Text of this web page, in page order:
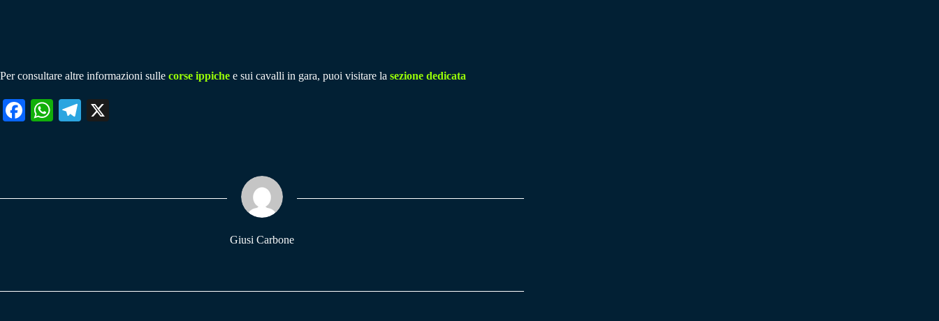
Per consultare altre informazioni sulle corse ippiche e sui cavalli in gara, puoi visitare la sezione dedicata
Fa W
pp
Te
m
Giusi Carbone